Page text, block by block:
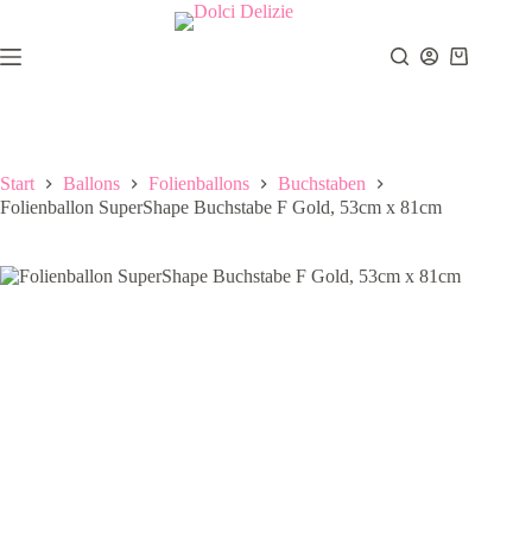
springen
Warenkorb
Start Ballons Folienballons
Buchstaben
Folienballon SuperShape Buchstabe F Gold, 53cm x 81cm